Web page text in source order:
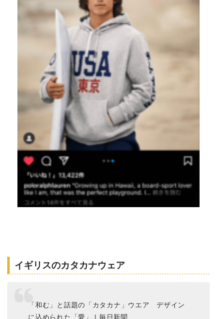
イギリスのカタカナウェア
「和む」と話題の「カタカナ」ウエア デザイン
に込められた「愛」 | 毎日新聞